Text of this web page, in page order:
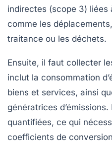
indirectes (scope 3) liées
comme les
traitance ou les déchets.
Ensuite, il faut collecter
inclut la consommation
biens et services, ainsi
génératrices
quantifiées, ce qui
coefficients de